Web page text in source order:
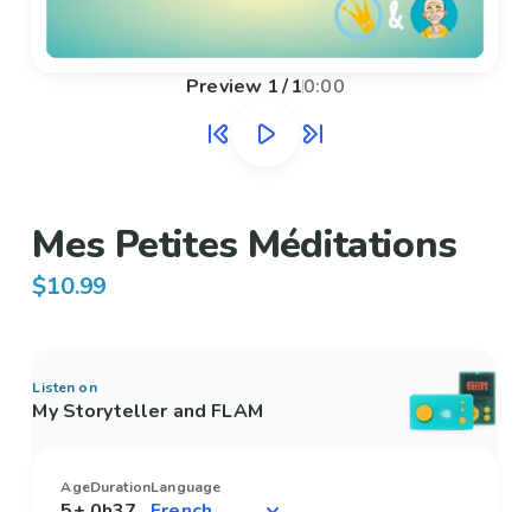
Preview 1/10:00
Mes Petites Méditations
$10.99
Listen on
My Storyteller and FLAM
AgeDurationLanguage